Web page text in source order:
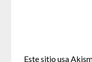
Este sitio usa